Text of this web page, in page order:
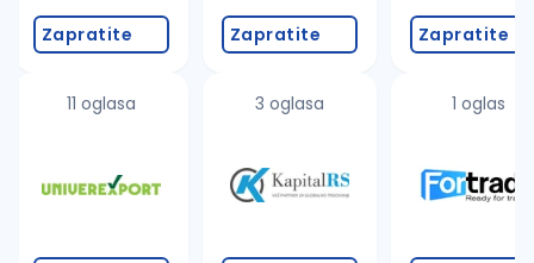
Zapratite
11 oglasa
Zapratite
3 oglasa
Zapratite
1 oglas